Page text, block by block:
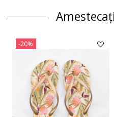
-20%